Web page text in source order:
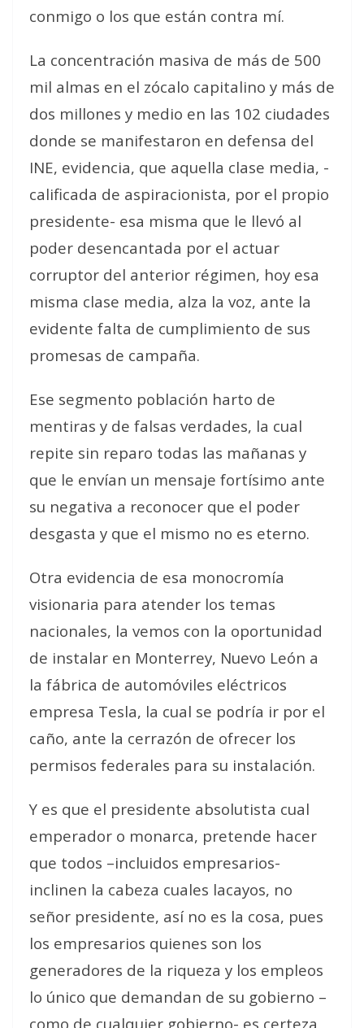
conmigo o los que están contra mí.
La concentración masiva de más de 500
mil almas en el zócalo capitalino y más de
dos millones y medio en las 102 ciudades
donde se manifestaron en defensa del
INE, evidencia, que aquella clase media, -
calificada de aspiracionista, por el propio
presidente- esa misma que le llevó al
poder desencantada por el actuar
corruptor del anterior régimen, hoy esa
misma clase media, alza la voz, ante la
evidente falta de cumplimiento de sus
promesas de campaña.
Ese segmento población harto de
mentiras y de falsas verdades, la cual
repite sin reparo todas las mañanas y
que le envían un mensaje fortísimo ante
su negativa a reconocer que el poder
desgasta y que el mismo no es eterno.
Otra evidencia de esa monocromía
visionaria para atender los temas
nacionales, la vemos con la oportunidad
de instalar en Monterrey, Nuevo León a
la fábrica de automóviles eléctricos
empresa Tesla, la cual se podría ir por el
caño, ante la cerrazón de ofrecer los
permisos federales para su instalación.
Y es que el presidente absolutista cual
emperador o monarca, pretende hacer
que todos –incluidos empresarios-
inclinen la cabeza cuales lacayos, no
señor presidente, así no es la cosa, pues
los empresarios quienes son los
generadores de la riqueza y los empleos
lo único que demandan de su gobierno –
como de cualquier gobierno- es certeza